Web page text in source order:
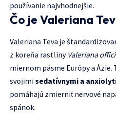
používanie najvhodnejšie.
Čo je Valeriana
Valeriana Teva je
z koreňa rastliny Valeriana
miernom pásme Európy a
svojimisedatívnymi a
pomáhajú zmierniť nervové
spánok.